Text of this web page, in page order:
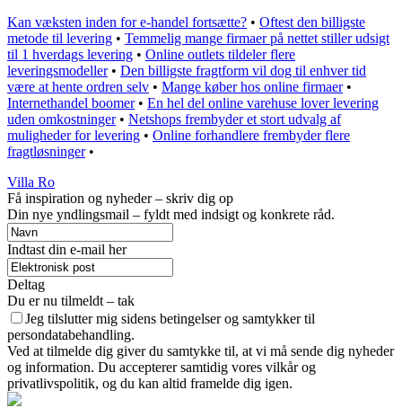
Kan væksten inden for e-handel fortsætte? • Oftest den billigste
metode til levering • Temmelig mange firmaer på nettet stiller udsigt
til 1 hverdags levering • Online outlets tildeler flere
leveringsmodeller• Den billigste fragtform vil dog til enhver tid
være at hente ordren selv • Mange køber hos online firmaer•
Internethandel boomer• En hel del online varehuse lover levering
uden omkostninger• Netshops frembyder et stort udvalg af
muligheder for levering • Online forhandlere frembyder flere
fragtløsninger•
Villa Ro
Få inspiration og nyheder – skriv dig op
Din nye yndlingsmail – fyldt med indsigt og konkrete råd.
Indtast din e-mail her
Deltag
Du er nu tilmeldt – tak
Jeg tilslutter mig sidens betingelser og samtykker til
persondatabehandling.
Ved at tilmelde dig giver du samtykke til, at vi må sende dig nyheder
og information. Du accepterer samtidig vores vilkår og
privatlivspolitik, og du kan altid framelde dig igen.